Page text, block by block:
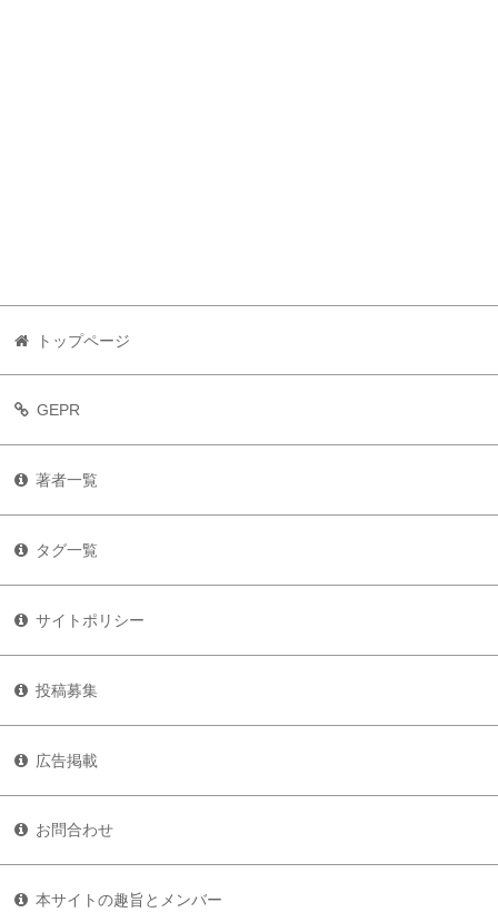
トップページ
GEPR
著者一覧
タグ一覧
サイトポリシー
投稿募集
広告掲載
お問合わせ
本サイトの趣旨とメンバー